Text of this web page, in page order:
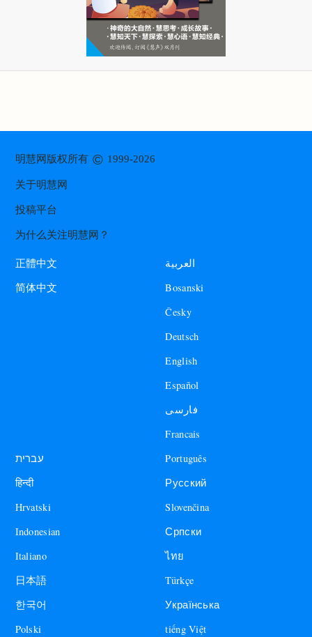
明慧网版权所有© 1999-2026
关于明慧网
投稿平台
为什么关注明慧网？
正體中文
简体中文
العربية
Bosanski
Česky
Deutsch
English
Español
فارسی
Francais
עברית
हिन्दी
Hrvatski
Indonesian
Italiano
日本語
한국어
Polski
Português
Русский
Slovenčina
Српски
ไทย
Türkçe
Українська
tiếng Việt